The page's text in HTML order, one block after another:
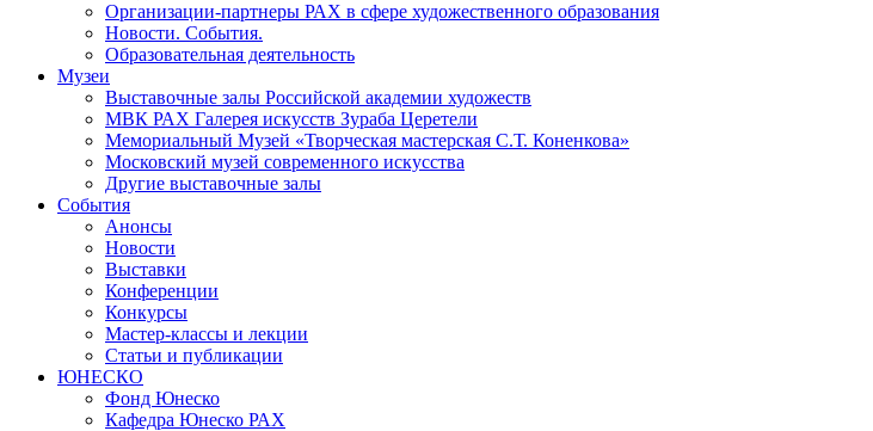
Организации-партнеры РАХ в сфере художественного образования
Новости. События.
Образовательная деятельность
Музеи
Выставочные залы Российской академии художеств
МВК РАХ Галерея искусств Зураба Церетели
Мемориальный Музей «Творческая мастерская С.Т. Коненкова»
Московский музей современного искусства
Другие выставочные залы
События
Анонсы
Новости
Выставки
Конференции
Конкурсы
Мастер-классы и лекции
Статьи и публикации
ЮНЕСКО
Фонд Юнеско
Кафедра Юнеско РАХ